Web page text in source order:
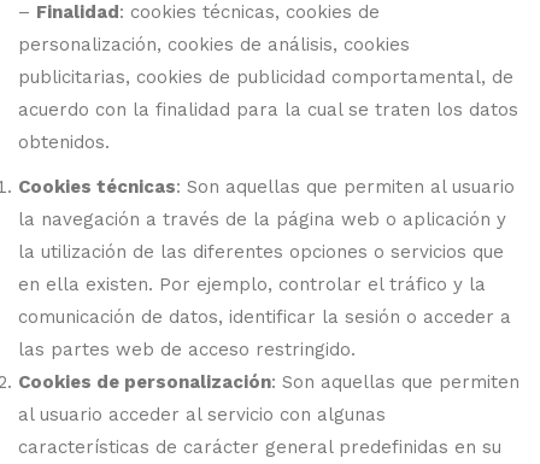
– Finalidad: cookies técnicas, cookies de
personalización, cookies de análisis, cookies
publicitarias, cookies de publicidad comportamental, de
acuerdo con la finalidad para la cual se traten los datos
obtenidos.
Cookies técnicas: Son aquellas que permiten al usuario
la navegación a través de la página web o aplicación y
la utilización de las diferentes opciones o servicios que
en ella existen. Por ejemplo, controlar el tráfico y la
comunicación de datos, identificar la sesión o acceder a
las partes web de acceso restringido.
Cookies de personalización: Son aquellas que permiten
al usuario acceder al servicio con algunas
características de carácter general predefinidas en su